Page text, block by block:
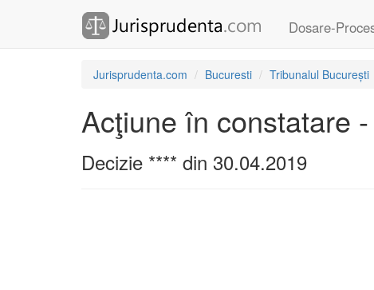
Dosare-
Jurisprudenta.com Bucuresti Tribunalul București
Acţiune în constatare
Decizie **** din 30.04.2019